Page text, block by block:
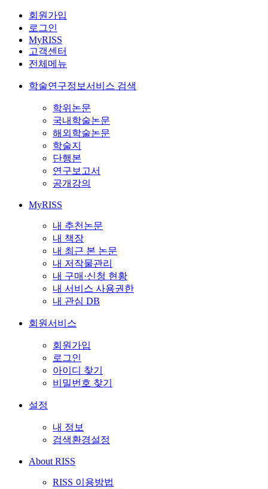
회원가입
로그인
MyRISS
고객센터
전체메뉴
학술연구정보서비스 검색
학위논문
국내학술논문
해외학술논문
학술지
단행본
연구보고서
공개강의
MyRISS
내 추천논문
내 책장
내 최근 본 논문
내 저작물관리
내 구매·신청 현황
내 서비스 사용권한
내 관심 DB
회원서비스
회원가입
로그인
아이디 찾기
비밀번호 찾기
설정
내 정보
검색환경설정
About RISS
RISS 이용방법